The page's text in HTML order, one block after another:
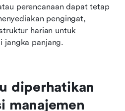
perencanaan dapat tetap
pengingat,
harian untuk
jangka panjang.
diperhatikan
manajemen